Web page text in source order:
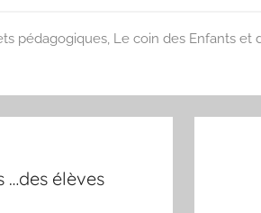
pédagogiques, Le coin des Enfants et
…des élèves